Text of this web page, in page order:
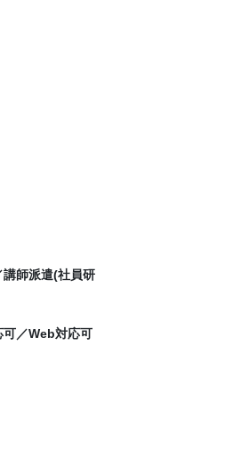
師派遣(社員研
／Web対応可